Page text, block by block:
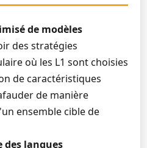
de modèles
des stratégies
où les L1 sont choisies
de caractéristiques
de manière
ensemble cible de
des langues